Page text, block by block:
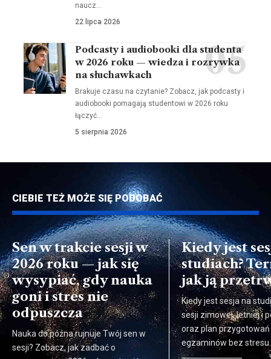
naucz…
22 lipca 2026
Podcasty i audiobooki dla studenta
w 2026 roku — wiedza i rozrywka
na słuchawkach
Brakuje czasu na czytanie? Zobacz, jak podcasty i
audiobooki pomagają studentowi w 2026 roku
łączyć…
5 sierpnia 2026
CIEBIE TEŻ MOŻE SIĘ PODOBAĆ
Sen w trakcie sesji w
2026 roku — jak się
wysypiać, gdy nauka
goni i stres nie
odpuszcza
Nauka do późna rujnuje Twój sen w
sesji? Zobacz, jak zadbać o
Kiedy jest
studiach?
jak ją
Kiedy jest sesja na
sesji zimowej, letniej i
oraz plan przygotowań
egzaminów bez stresu.